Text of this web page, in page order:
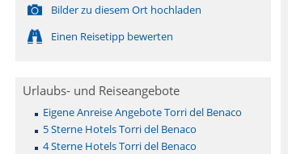
Bilder zu diesem Ort hochladen
Einen Reisetipp bewerten
Urlaubs- und Reiseangebote
Eigene Anreise Angebote Torri del Benaco
5 Sterne Hotels Torri del Benaco
4 Sterne Hotels Torri del Benaco